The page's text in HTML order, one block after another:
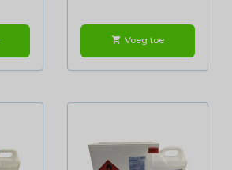
shopping_cart Voeg toe